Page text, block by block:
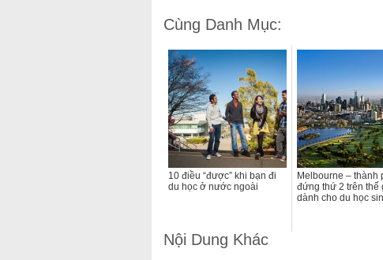
Cùng Danh Mục:
10 điều “được” khi bạn đi
du học ở nước ngoài
Melbourne – thành
đứng thứ 2 trên thế
dành cho du học
Nội Dung Khác